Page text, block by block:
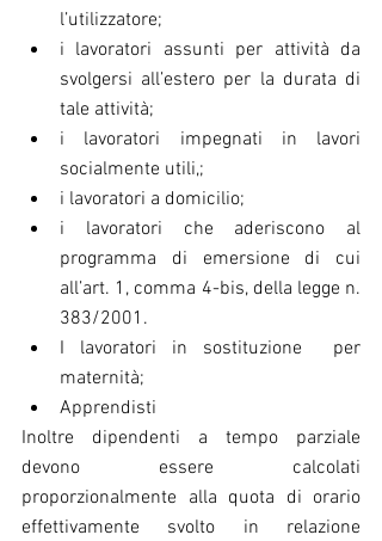
l’utilizzatore;
i lavoratori assunti per attività da
svolgersi all’estero per la durata di
tale attività;
i lavoratori impegnati in lavori
socialmente utili,;
i lavoratori a domicilio;
i lavoratori che aderiscono al
programma di emersione di cui
all’art. 1, comma 4-bis, della legge n.
383/2001.
I lavoratori in sostituzione  per
maternità;
Apprendisti
Inoltre dipendenti a tempo parziale
devono essere calcolati
proporzionalmente alla quota di orario
effettivamente svolto in relazione